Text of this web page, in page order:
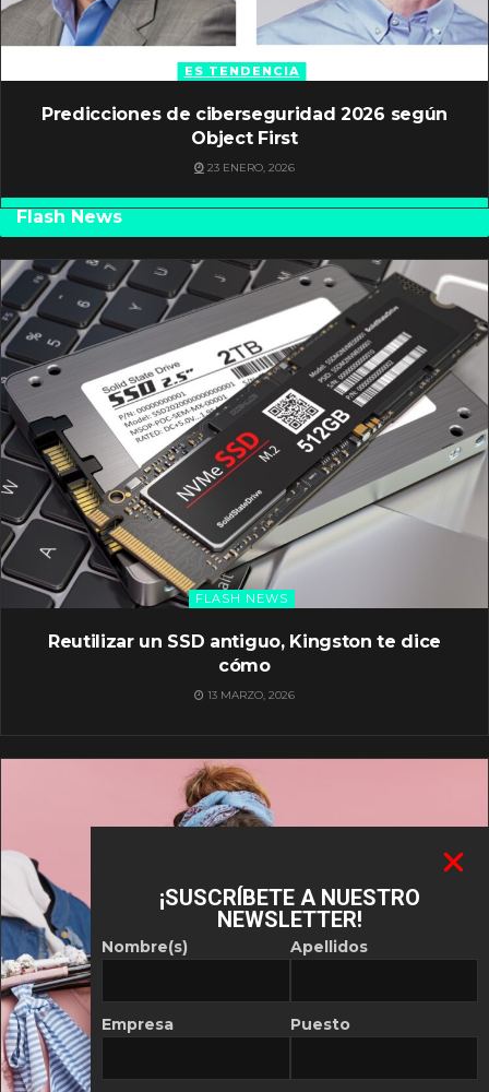
ES TENDENCIA
Predicciones de ciberseguridad 2026 según
Object First
23 ENERO, 2026
Flash News
FLASH NEWS
Reutilizar un SSD antiguo, Kingston te dice
cómo
13 MARZO, 2026
¡SUSCRÍBETE A NUESTRO
NEWSLETTER!
Nombre(s)
Empresa
Apellidos
Puesto